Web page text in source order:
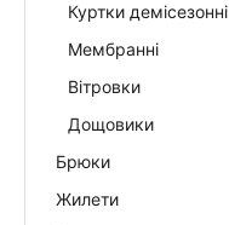
Куртки демісезонні
Мембранні
Вітровки
Дощовики
Брюки
Жилети